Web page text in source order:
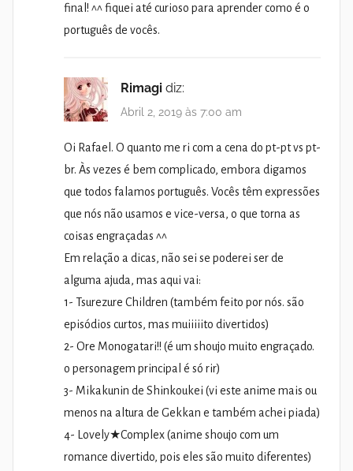
final! ^^ fiquei até curioso para aprender como é o
português de vocês.
Rimagi diz:
Abril 2, 2019 às 7:00 am
Oi Rafael. O quanto me ri com a cena do pt-pt vs pt-
br. Às vezes é bem complicado, embora digamos
que todos falamos português. Vocês têm expressões
que nós não usamos e vice-versa, o que torna as
coisas engraçadas ^^
Em relação a dicas, não sei se poderei ser de
alguma ajuda, mas aqui vai:
1- Tsurezure Children (também feito por nós. são
episódios curtos, mas muiiiiito divertidos)
2- Ore Monogatari!! (é um shoujo muito engraçado.
o personagem principal é só rir)
3- Mikakunin de Shinkoukei (vi este anime mais ou
menos na altura de Gekkan e também achei piada)
4- Lovely★Complex (anime shoujo com um
romance divertido, pois eles são muito diferentes)